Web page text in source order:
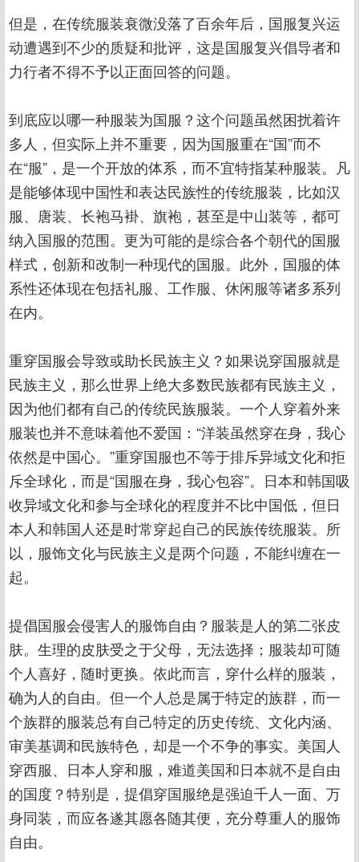
但是，在传统服装衰微没落了百余年后，国服复兴运
动遭遇到不少的质疑和批评，这是国服复兴倡导者和
力行者不得不予以正面回答的问题。
到底应以哪一种服装为国服？这个问题虽然困扰着许
多人，但实际上并不重要，因为国服重在“国”而不
在“服”，是一个开放的体系，而不宜特指某种服装。凡
是能够体现中国性和表达民族性的传统服装，比如汉
服、唐装、长袍马褂、旗袍，甚至是中山装等，都可
纳入国服的范围。更为可能的是综合各个朝代的国服
样式，创新和改制一种现代的国服。此外，国服的体
系性还体现在包括礼服、工作服、休闲服等诸多系列
在内。
重穿国服会导致或助长民族主义？如果说穿国服就是
民族主义，那么世界上绝大多数民族都有民族主义，
因为他们都有自己的传统民族服装。一个人穿着外来
服装也并不意味着他不爱国：“洋装虽然穿在身，我心
依然是中国心。”重穿国服也不等于排斥异域文化和拒
斥全球化，而是“国服在身，我心包容”。日本和韩国吸
收异域文化和参与全球化的程度并不比中国低，但日
本人和韩国人还是时常穿起自己的民族传统服装。所
以，服饰文化与民族主义是两个问题，不能纠缠在一
起。
提倡国服会侵害人的服饰自由？服装是人的第二张皮
肤。生理的皮肤受之于父母，无法选择；服装却可随
个人喜好，随时更换。依此而言，穿什么样的服装，
确为人的自由。但一个人总是属于特定的族群，而一
个族群的服装总有自己特定的历史传统、文化内涵、
审美基调和民族特色，却是一个不争的事实。美国人
穿西服、日本人穿和服，难道美国和日本就不是自由
的国度？特别是，提倡穿国服绝是强迫千人一面、万
身同装，而应各遂其愿各随其便，充分尊重人的服饰
自由。